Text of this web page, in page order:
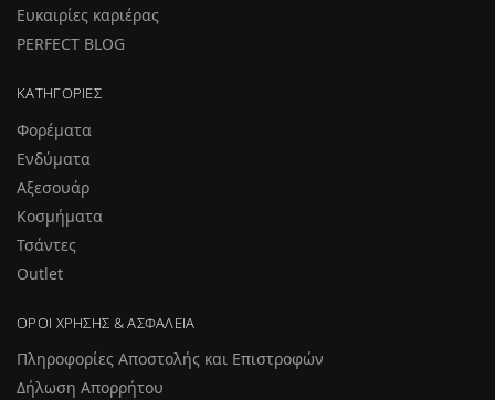
Ευκαιρίες καριέρας
PERFECT BLOG
ΚΑΤΗΓΟΡΊΕΣ
Φορέματα
Ενδύματα
Αξεσουάρ
Κοσμήματα
Τσάντες
Outlet
ΌΡΟΙ ΧΡΉΣΗΣ & ΑΣΦΆΛΕΙΑ
Πληροφορίες Αποστολής και Επιστροφών
Δήλωση Απορρήτου